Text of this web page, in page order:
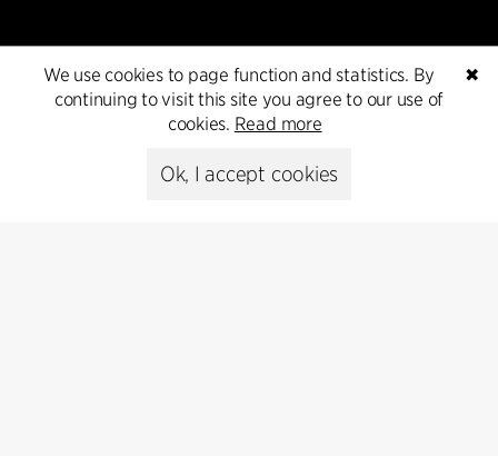
Subscribe
Subscribe to our newsletter and get
✖
We use cookies to page function and statistics. By
continuing to visit this site you agree to our use of
cookies. Read more
Ok, I accept cookies